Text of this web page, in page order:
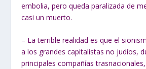
embolia, pero queda paralizada de
casi un muerto.
– La terrible realidad es que el
a los grandes capitalistas no judíos,
principales compañías